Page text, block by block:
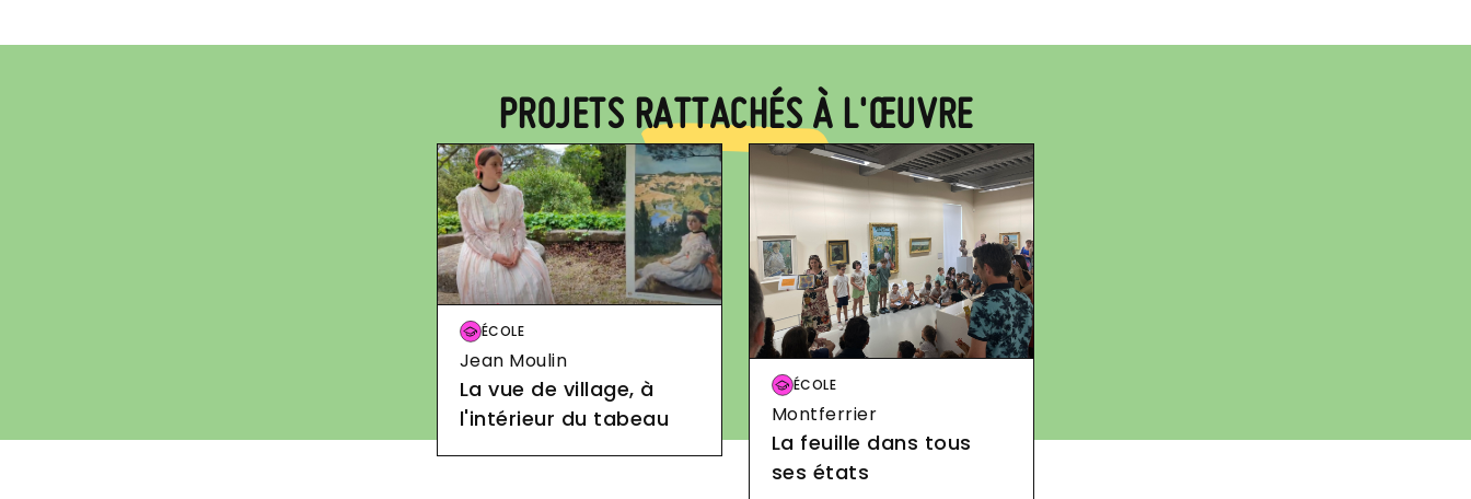
PROJETS RATTACHÉS À L'ŒUVRE
Image
ÉCOLE
Jean Moulin
La vue de village, à
l'intérieur du tabeau
Image
ÉCOLE
Montferrier
La feuille dans tous
ses états